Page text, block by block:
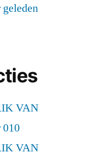
VAN
010
VAN